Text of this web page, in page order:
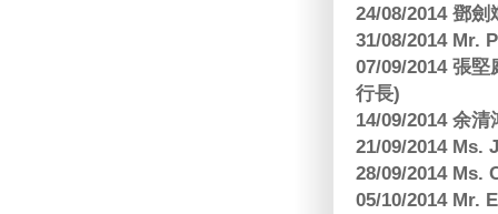
24/08/2014 鄧
31/08/2014 Mr.
07/09/2014 張
行長)
14/09/2014 余
21/09/2014 Ms.
28/09/2014 Ms.
05/10/2014 Mr.